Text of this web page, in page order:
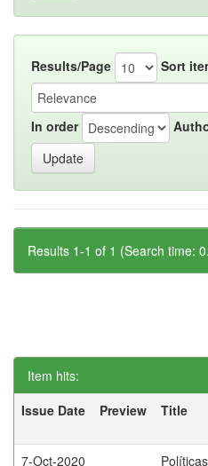
Results/Page Sort
In order
Results 1-1 of 1 (Search time:
Item hits:
Issue Date
Preview Title
7-Oct-2020
Políticas